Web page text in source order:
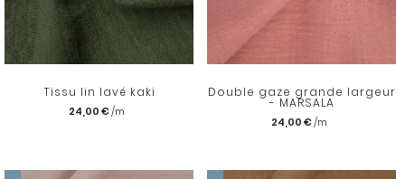
Tissu lin lavé kaki
24,00 €
Double gaze grande largeur
- MARSALA
24,00 €